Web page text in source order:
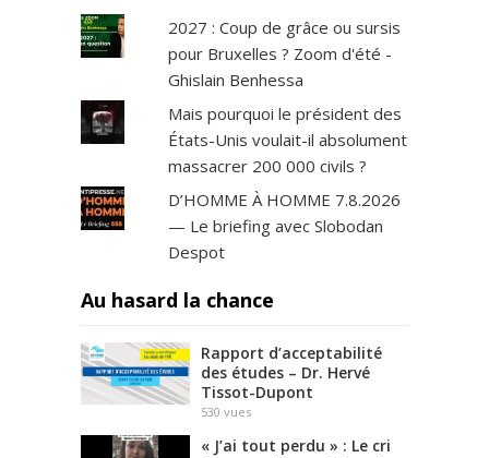
2027 : Coup de grâce ou sursis
pour Bruxelles ? Zoom d'été -
Ghislain Benhessa
Mais pourquoi le président des
États-Unis voulait-il absolument
massacrer 200 000 civils ?
D’HOMME À HOMME 7.8.2026
— Le briefing avec Slobodan
Despot
Au hasard la chance
Rapport d’acceptabilité
des études – Dr. Hervé
Tissot-Dupont
530 vues
« J’ai tout perdu » : Le cri